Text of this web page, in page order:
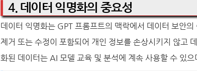
4. 데이터 익명화의 중요성
데이터 익명화는 GPT 프롬프트의 맥락에서 데이터 보안
제거 또는 수정이 포함되어 개인 정보를 손상시키지 않고
화된 데이터는 AI 모델 교육 및 분석에 계속 사용할 수 있